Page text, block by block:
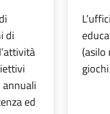
di
ed
(asilo